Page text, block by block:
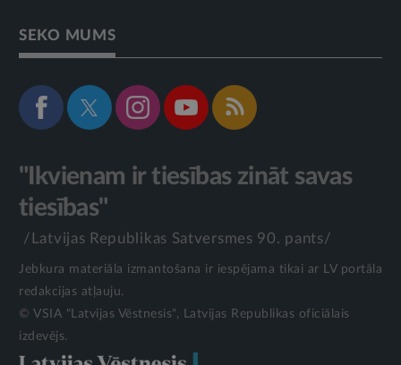
SEKO MUMS
"Ikvienam ir tiesības zināt savas
tiesības"
/Latvijas Republikas Satversmes 90. pants/
Jebkura materiāla izmantošana ir iespējama tikai ar LV portāla
redakcijas atļauju.
© VSIA "Latvijas Vēstnesis", Latvijas Republikas oficiālais
izdevējs.